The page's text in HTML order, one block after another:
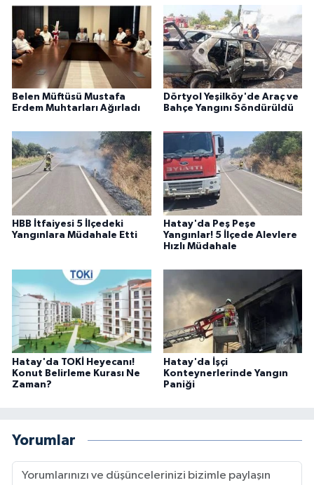
Belen Müftüsü Mustafa
Erdem Muhtarları Ağırladı
Dörtyol Yeşilköy'de Araç ve
Bahçe Yangını Söndürüldü
HBB İtfaiyesi 5 İlçedeki
Yangınlara Müdahale Etti
Hatay'da Peş Peşe
Yangınlar! 5 İlçede Alevlere
Hızlı Müdahale
Hatay'da TOKİ Heyecanı!
Konut Belirleme Kurası Ne
Zaman?
Hatay'da İşçi
Konteynerlerinde Yangın
Paniği
Yorumlar